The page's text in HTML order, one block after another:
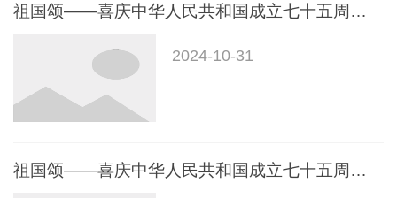
祖国颂——喜庆中华人民共和国成立七十五周年书画展在市图书馆举行
2024-10-31
祖国颂——喜庆中华人民共和国成立七十五周年书画展